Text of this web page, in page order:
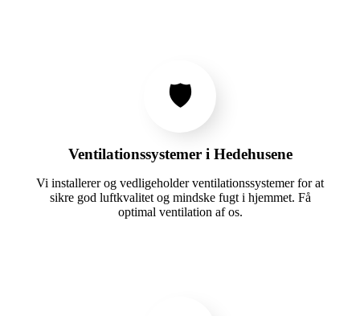
🛡️
Ventilationssystemer i Hedehusene
Vi installerer og vedligeholder ventilationssystemer for at
sikre god luftkvalitet og mindske fugt i hjemmet. Få
optimal ventilation af os.